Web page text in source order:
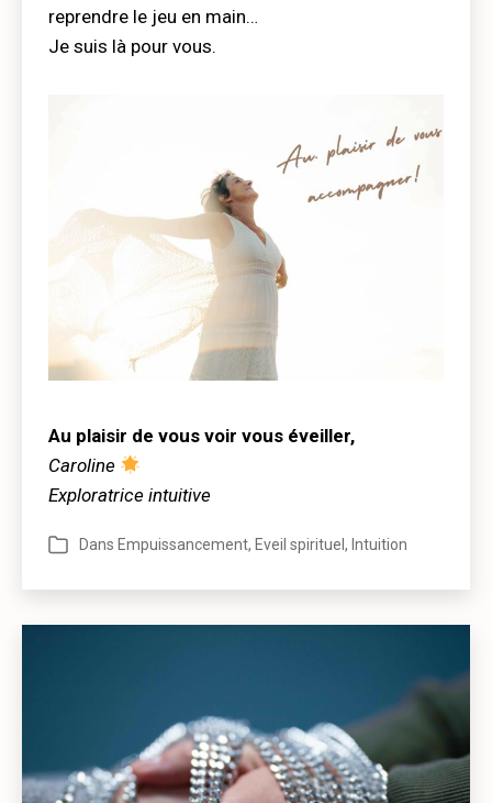
reprendre le jeu en main…
Je suis là pour vous.
Au plaisir de vous voir vous éveiller,
Caroline
Exploratrice intuitive
Catégories
Dans Empuissancement, Eveil spirituel , Intuition